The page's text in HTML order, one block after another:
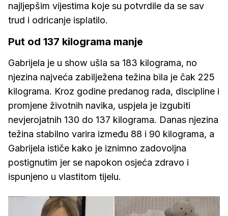
najljepšim vijestima koje su potvrdile da se sav
trud i odricanje isplatilo.
Put od 137 kilograma manje
Gabrijela je u show ušla sa 183 kilograma, no
njezina najveća zabilježena težina bila je čak 225
kilograma. Kroz godine predanog rada, discipline i
promjene životnih navika, uspjela je izgubiti
nevjerojatnih 130 do 137 kilograma. Danas njezina
težina stabilno varira između 88 i 90 kilograma, a
Gabrijela ističe kako je iznimno zadovoljna
postignutim jer se napokon osjeća zdravo i
ispunjeno u vlastitom tijelu.